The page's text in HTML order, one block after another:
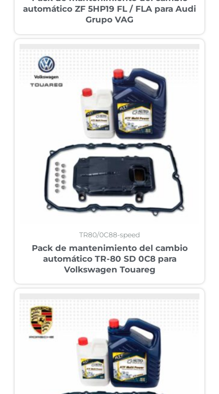
automático ZF 5HP19 FL / FLA para Audi
Grupo VAG
TR80/0C88-speed
Pack de mantenimiento del cambio
automático TR-80 SD 0C8 para
Volkswagen Touareg